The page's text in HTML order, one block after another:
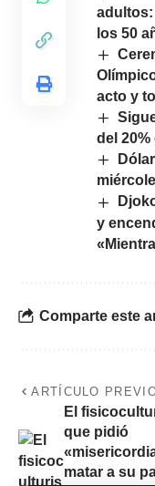
los 50
acto y
del
y
Comparte este
ARTÍCULO
El
que pidió
matar a su